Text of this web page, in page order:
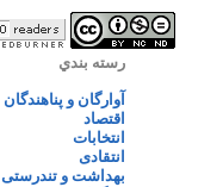
رسته بندي
آوارگان و پناهندگان
اقتصاد
انتخابات
انتقادی
بهداشت و تندرستی